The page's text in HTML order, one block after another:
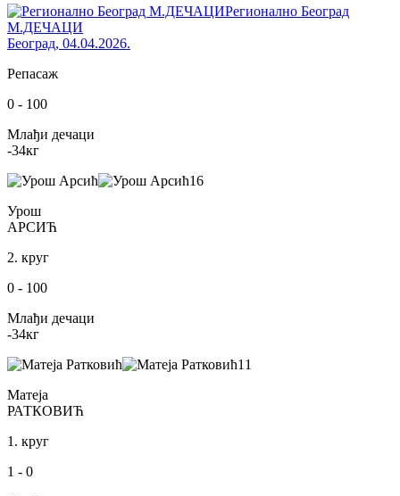
Регионално Београд
М.ДЕЧАЦИ
Београд, 04.04.2026.
Репасаж
0 - 100
Млађи дечаци
-34кг
16
Урош
АРСИЋ
2. круг
0 - 100
Млађи дечаци
-34кг
11
Матеја
РАТКОВИЋ
1. круг
1 - 0